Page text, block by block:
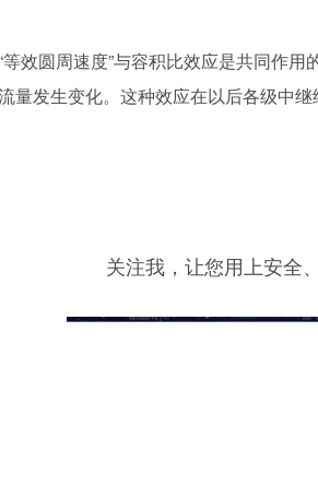
效圆周速度”与容积比效应是共同作
量发生变化。这种效应在以后各级中
关注我，让您用上安全